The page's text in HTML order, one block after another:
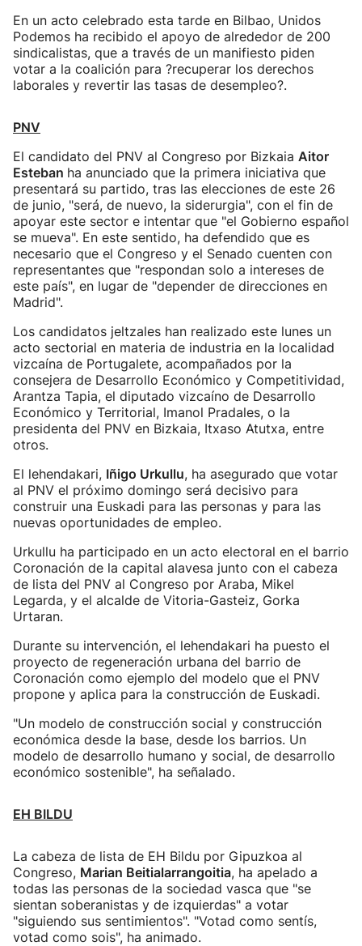
En un acto celebrado esta tarde en Bilbao, Unidos
Podemos ha recibido el apoyo de alrededor de 200
sindicalistas, que a través de un manifiesto piden
votar a la coalición para ?recuperar los derechos
laborales y revertir las tasas de desempleo?.
PNV
El candidato del PNV al Congreso por Bizkaia Aitor
Esteban ha anunciado que la primera iniciativa que
presentará su partido, tras las elecciones de este 26
de junio, "será, de nuevo, la siderurgia", con el fin de
apoyar este sector e intentar que "el Gobierno español
se mueva". En este sentido, ha defendido que es
necesario que el Congreso y el Senado cuenten con
representantes que "respondan solo a intereses de
este país", en lugar de "depender de direcciones en
Madrid".
Los candidatos jeltzales han realizado este lunes un
acto sectorial en materia de industria en la localidad
vizcaína de Portugalete, acompañados por la
consejera de Desarrollo Económico y Competitividad,
Arantza Tapia, el diputado vizcaíno de Desarrollo
Económico y Territorial, Imanol Pradales, o la
presidenta del PNV en Bizkaia, Itxaso Atutxa, entre
otros.
El lehendakari, Iñigo Urkullu, ha asegurado que votar
al PNV el próximo domingo será decisivo para
construir una Euskadi para las personas y para las
nuevas oportunidades de empleo.
Urkullu ha participado en un acto electoral en el barrio
Coronación de la capital alavesa junto con el cabeza
de lista del PNV al Congreso por Araba, Mikel
Legarda, y el alcalde de Vitoria-Gasteiz, Gorka
Urtaran.
Durante su intervención, el lehendakari ha puesto el
proyecto de regeneración urbana del barrio de
Coronación como ejemplo del modelo que el PNV
propone y aplica para la construcción de Euskadi.
"Un modelo de construcción social y construcción
económica desde la base, desde los barrios. Un
modelo de desarrollo humano y social, de desarrollo
económico sostenible", ha señalado.
EH BILDU
La cabeza de lista de EH Bildu por Gipuzkoa al
Congreso, Marian Beitialarrangoitia, ha apelado a
todas las personas de la sociedad vasca que "se
sientan soberanistas y de izquierdas" a votar
"siguiendo sus sentimientos". "Votad como sentís,
votad como sois", ha animado.